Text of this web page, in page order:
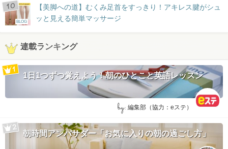
BLOG
【美脚への道】むくみ足首をすっきり！アキレス腱がシュ
ッと見える簡単マッサージ
連載ランキング
1日1つずつ覚えよう！朝のひとこと英語レッスン
by: 編集部（協力：eステ）
朝時間アンバサダー「お気に入りの朝の過ごし方」